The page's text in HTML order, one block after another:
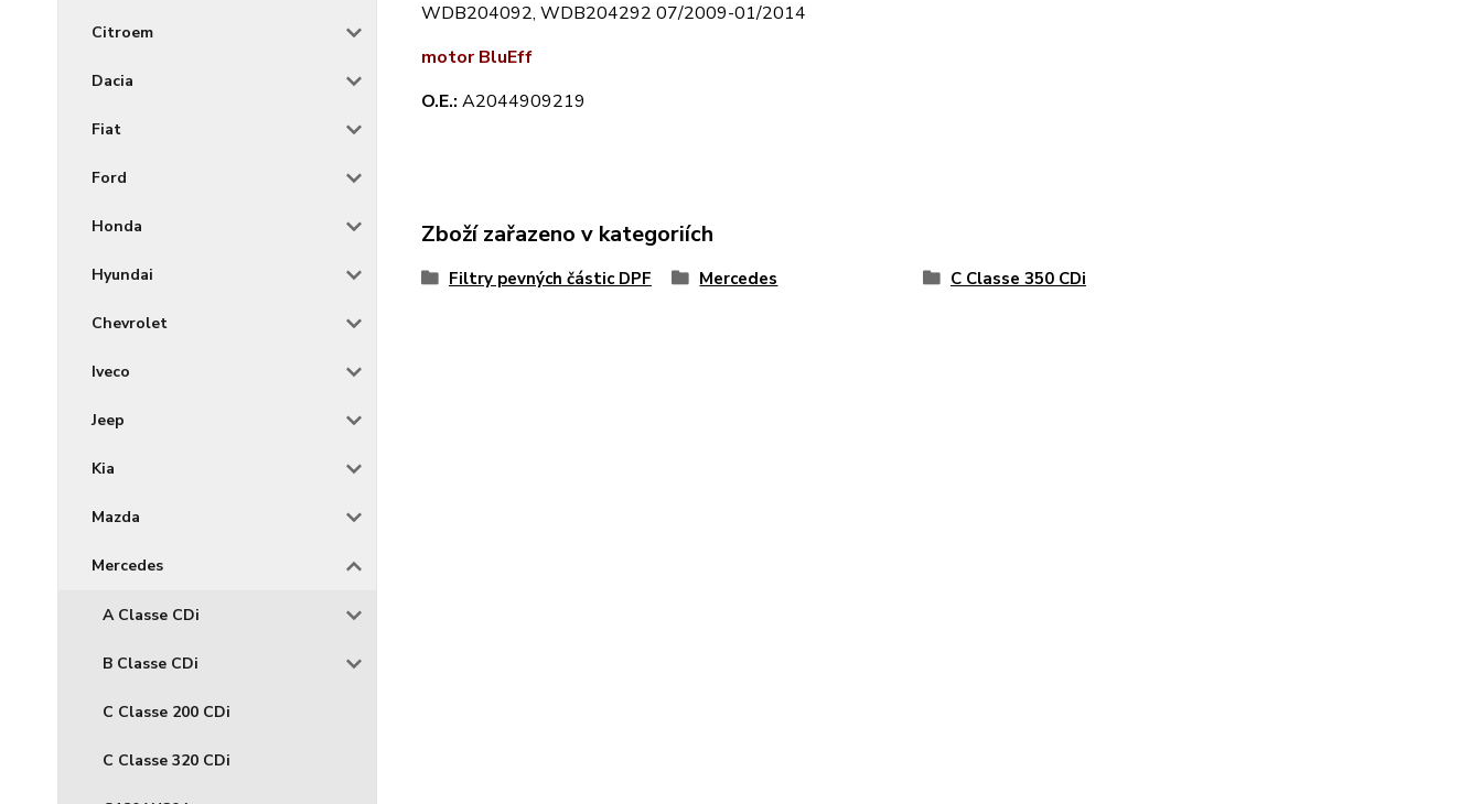
Citroem
Dacia
Fiat
Ford
Honda
Hyundai
Chevrolet
Iveco
Jeep
Kia
Mazda
Mercedes
A Classe CDi
B Classe CDi
C Classe 200 CDi
C Classe 320 CDi
WDB204092, WDB204292 07/2009-01/2014
motor BluEff
O.E.: A2044909219
Zboží zařazeno v kategoriích
Filtry pevných částic DPF Mercedes C Classe 350 CDi